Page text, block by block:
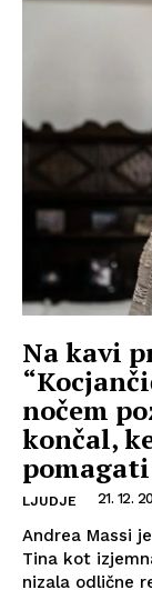
Na kavi
nočem
končal,
LJUDJE 21. 12.
Andrea Massi
Tina kot
nizala odlične